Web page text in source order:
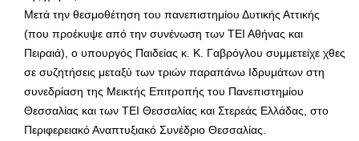
Μετά την θεσμοθέτηση του πανεπιστημίου Δυτικής Αττικής
(που προέκυψε από την συνένωση των ΤΕΙ Αθήνας και
Πειραιά), ο υπουργός Παιδείας κ. Κ. Γαβρόγλου συμμετείχε χθες
σε συζητήσεις μεταξύ των τριών παραπάνω Ιδρυμάτων στη
συνεδρίαση της Μεικτής Επιτροπής του Πανεπιστημίου
Θεσσαλίας και των ΤΕΙ Θεσσαλίας και Στερεάς Ελλάδας, στο
Περιφερειακό Αναπτυξιακό Συνέδριο Θεσσαλίας.